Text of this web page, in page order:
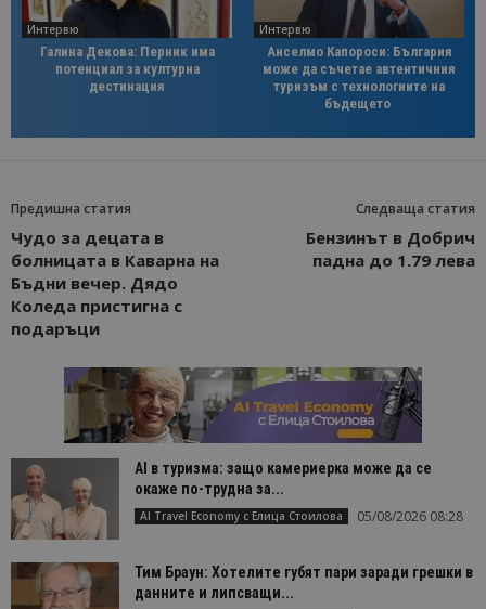
Интервю
Галина Декова: Перник има
потенциал за културна
дестинация
Интервю
Анселмо Капороси: България
може да съчетае автентичния
туризъм с технологиите на
бъдещето
Предишна статия
Чудо за децата в
болницата в Каварна на
Бъдни вечер. Дядо
Коледа пристигна с
подаръци
Следваща статия
Бензинът в Добрич
падна до 1.79 лева
AI в туризма: защо камериерка може да се
окаже по-трудна за...
AI Travel Economy с Елица Стоилова 05/08/2026 08:28
Тим Браун: Хотелите губят пари заради грешки в
данните и липсващи...